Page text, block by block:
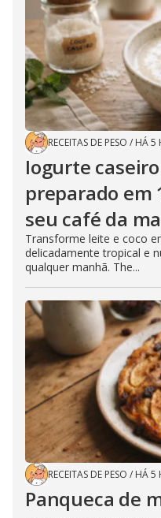
RECEITAS DE PESO / HÁ 5
Iogurte
preparado em
seu café da
Transforme leite e coco
delicadamente tropical e
qualquer manhã. The...
RECEITAS DE PESO / HÁ 5
Panqueca de